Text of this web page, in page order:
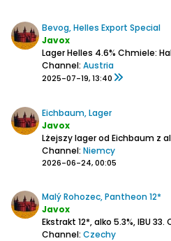
Bevog, Helles Export Special
Javox
Lager Helles 4.6% Chmiele:
Channel: Austria
2025-07-19, 13:40
Eichbaum, Lager
Javox
Lżejszy lager od Eichbaum z
Channel: Niemcy
2026-06-24, 00:05
Malý Rohozec, Pantheon 12*
Javox
Ekstrakt 12*, alko 5.3%, IBU 33.
Channel: Czechy